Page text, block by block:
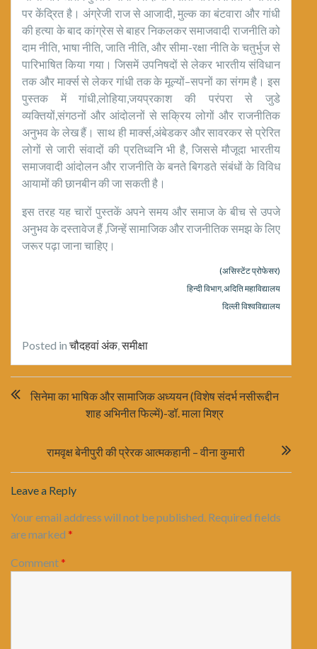
पर केंद्रित है। अंग्रेजी राज से आजादी, मुल्क का बंटवारा और गांधी
की हत्या के बाद कांग्रेस से बाहर निकलकर समाजवादी राजनीति को
दाम नीति, भाषा नीति, जाति नीति, और सीमा-रक्षा नीति के चतुर्भुज से
पारिभाषित किया गया। जिसमें उपनिषदों से लेकर भारतीय संविधान
तक और मार्क्स से लेकर गांधी तक के मूल्यों–सपनों का संगम है। इस
पुस्तक में गांधी,लोहिया,जयप्रकाश की परंपरा से जुडे
व्यक्तियों,संगठनों और आंदोलनों से सक्रिय लोगों और राजनीतिक
अनुभव के लेख हैं। साथ ही मार्क्स,अंबेडकर और सावरकर से प्रेरित
लोगों से जारी संवादों की प्रतिध्वनि भी है, जिससे मौजूदा भारतीय
समाजवादी आंदोलन और राजनीति के बनते बिगडते संबंधों के विविध
आयामों की छानबीन की जा सकती है।
इस तरह यह चारों पुस्तकें अपने समय और समाज के बीच से उपजे
अनुभव के दस्तावेज हैं ,जिन्हें सामाजिक और राजनीतिक समझ के लिए
जरूर पढ़ा जाना चाहिए।
(असिस्टेंट प्रोफेसर)
हिन्दी विभाग,अदिति महाविद्यालय
दिल्ली विश्वविद्यालय
Posted inचौदहवां अंक,समीक्षा
navigation
सिनेमा का भाषिक और सामाजिक अध्ययन (विशेष संदर्भ नसीरूद्दीन
शाह अभिनीत फिल्में)-डॉ. माला मिश्र
रामवृक्ष बेनीपुरी की प्रेरक आत्मकहानी – वीना कुमारी
Leave a Reply
Your email address will not be published. Required fields
are marked *
Comment*